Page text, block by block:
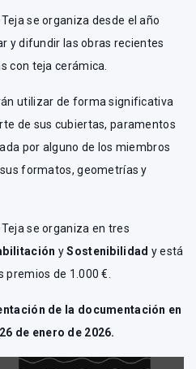
se organiza desde el año
y difundir las obras recientes
con teja cerámica.
utilizar de forma significativa
de sus cubiertas, paramentos
por alguno de los miembros
formatos, geometrías y
se organiza en tres
ySostenibilidad y está
premios de 1.000 €.
de la documentación en
de enero de 2026.